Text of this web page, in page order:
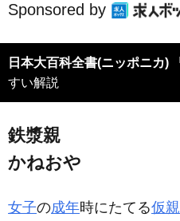
Sponsored by
日本大百科全書(ニッポニカ)
すい解説
鉄漿親
かねおや
女子の成年時にたてる仮親